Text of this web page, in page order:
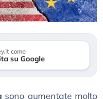
come
su Google
sono aumentate molto